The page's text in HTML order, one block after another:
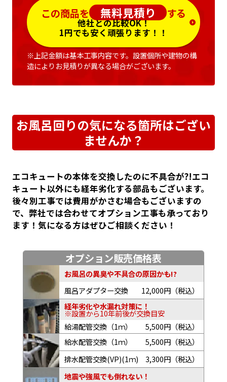
この商品を 無料見積り する
他社との比較OK！
1円でも安く頑張ります！！
※上記金額は基本工事内容です。設置個所や建物の構
造によりお見積りが異なる場合がございます。
お風呂回りの気になる箇所はござい
ませんか？
エコキュートの本体を交換したのに不具合が?!エコ
キュート以外にも経年劣化する部品もございます。
後々別工事では費用がかさむ場合もございますの
で、弊社では合わせてオプション工事も承っており
ます！気になる方はぜひご相談ください！
オプション販売価格表
お風呂の異臭や不具合の原因かも!?
風呂アダプター交換
12,000円（税込）
経年劣化や水漏れ対策に！
※設置から10年前後が交換目安
給湯配管交換（1ｍ）
5,500円（税込）
給水配管交換（1ｍ）
5,500円（税込）
排水配管交換(VP)(1ｍ)
3,300円（税込）
地震や強風でも倒れない！